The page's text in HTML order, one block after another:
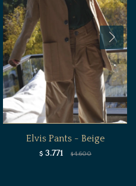
Elvis Pants - Beige
$ 3.771 $ 4.600